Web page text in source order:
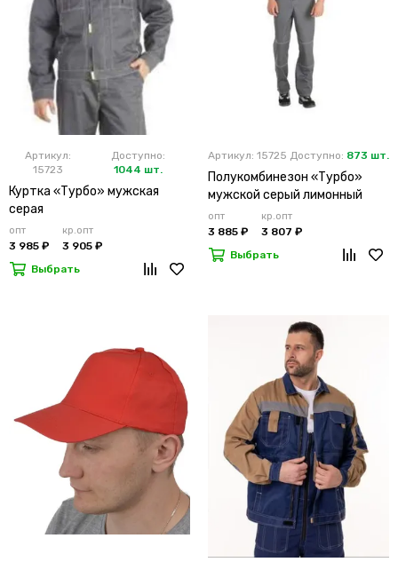
Артикул:
15723
Доступно:
1044 шт.
Куртка «Турбо» мужская
серая
опт
3 985 ₽
кр.опт
3 905 ₽
Выбрать
Артикул: 15725 Доступно: 873 шт.
Полукомбинезон «Турбо»
мужской серый лимонный
опт
3 885 ₽
кр.опт
3 807 ₽
Выбрать